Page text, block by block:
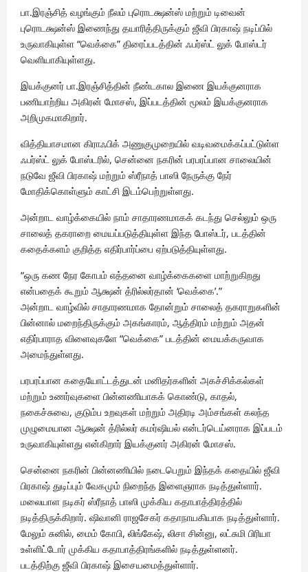
பா.இரஞ்சித் வழங்கும் நீலம் புரொடக்ஷன்ஸ் மற்றும் டிவைன்
புரொடக்ஷன்ஸ் இணைந்து தயாரித்திருக்கும் ஜீவி பிரகாஷ் நடிப்பில்
உருவாகியுள்ள “வெக்கை” திரைப்படத்தின் ஃபர்ஸ்ட் லுக் போஸ்டர்
வெளியாகியுள்ளது.
இயக்குனர் பா.இரஞ்சித்தின் நீண்டகால இணை இயக்குனராக
பணியாற்றிய அகிரன் மோசஸ், இப்படத்தின் மூலம் இயக்குனராக
அறிமுகமாகிறார்.
வித்தியாசமான கிராஃபிக் அணுகுமுறையில் வடிவமைக்கப்பட்டுள்ள
ஃபர்ஸ்ட் லுக் போஸ்டரில், சென்னை நகரின் பரபரப்பான சாலையின்
நடுவே ஜீவி பிரகாஷ் மற்றும் ஸ்ரீநாத் பாஸி நேருக்கு நேர்
மோதிக்கொள்ளும் காட்சி இடம்பெற்றுள்ளது.
அன்றாட வாழ்க்கையில் நாம் சாதாரணமாகக் கடந்து செல்லும் ஒரு
சாலைத் தகராறை மையப்படுத்தியுள்ள இந்த போஸ்டர், படத்தின்
கதைக்களம் குறித்த எதிர்பார்ப்பை ஏற்படுத்தியுள்ளது.
“ஒரு கண நேர கோபம் எத்தனை வாழ்க்கைகளை மாற்றுகிறது
என்பதைக் கூறும் ஆக்ஷன் த்ரில்லர்தான் ‘வெக்கை’.”
அன்றாட வாழ்வில் சாதாரணமாக தோன்றும் சாலைத் தகராறுகளின்
பின்னால் மறைந்திருக்கும் அகங்காரம், ஆத்திரம் மற்றும் அதன்
எதிர்பாராத விளைவுகளே “வெக்கை” படத்தின் மையக்கருவாக
அமைந்துள்ளது.
பரபரப்பான கதையோட்டத்துடன் மனிதர்களின் அகச்சிக்கல்கள்
மற்றும் உணர்வுகளை பின்னணியாகக் கொண்டு, காதல்,
நகைச்சுவை, குடும்ப உறவுகள் மற்றும் அதிரடி அம்சங்கள் கலந்த
முழுமையான ஆக்ஷன் த்ரில்லர் கமர்ஷியல் என்டர்டெய்னராக இப்படம்
உருவாகியுள்ளது என்கிறார் இயக்குனர் அகிரன் மோசஸ்.
சென்னை நகரின் பின்னணியில் நடைபெறும் இந்தக் கதையில் ஜீவி
பிரகாஷ் துடிப்பும் வேகமும் நிறைந்த இளைஞராக நடித்துள்ளார்.
மலையாள நடிகர் ஸ்ரீநாத் பாஸி முக்கிய கதாபாத்திரத்தில்
நடித்திருக்கிறார். ஷிவானி ராஜசேகர் கதாநாயகியாக நடித்துள்ளார்.
மேலும் சுனில், மைம் கோபி, லிங்கேஷ், லிசா சின்னு, லட்சுமி பிரியா
உள்ளிட்டோர் முக்கிய கதாபாத்திரங்களில் நடித்துள்ளனர்.
படத்திற்கு ஜீவி பிரகாஷ் இசையமைத்துள்ளார்.